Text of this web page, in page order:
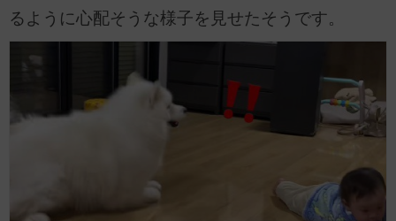
るように心配そうな様子を見せたそうです。